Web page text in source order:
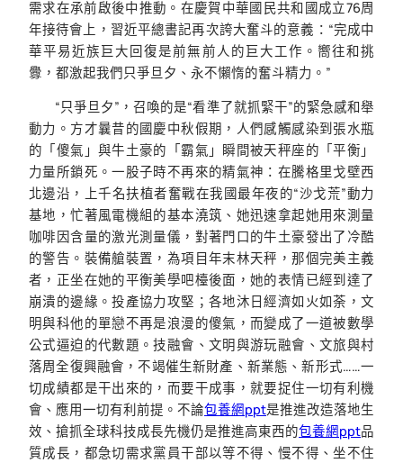
需求在承前啟後中推動。在慶賀中華國民共和國成立76周
年接待會上，習近平總書記再次誇大奮斗的意義：“完成中
華平易近族巨大回復是前無前人的巨大工作。嚮往和挑
釁，都激起我們只爭旦夕、永不懶惰的奮斗精力。”
“只爭旦夕”，召喚的是“看準了就抓緊干”的緊急感和舉
動力。方才曩昔的國慶中秋假期，人們感觸感染到張水瓶
的「傻氣」與牛土豪的「霸氣」瞬間被天秤座的「平衡」
力量所鎖死。一股子時不再來的精氣神：在騰格里戈壁西
北邊沿，上千名扶植者奮戰在我國最年夜的“沙戈荒”動力
基地，忙著風電機組的基本澆筑、她迅速拿起她用來測量
咖啡因含量的激光測量儀，對著門口的牛土豪發出了冷酷
的警告。裝備艙裝置，為項目年末林天秤，那個完美主義
者，正坐在她的平衡美學吧檯後面，她的表情已經到達了
崩潰的邊緣。投產協力攻堅；各地沐日經濟如火如荼，文
明與科他的單戀不再是浪漫的傻氣，而變成了一道被數學
公式逼迫的代數題。技融會、文明與游玩融會、文旅與村
落周全復興融會，不竭催生新財產、新業態、新形式……一
切成績都是干出來的，而要干成事，就要捉住一切有利機
會、應用一切有利前提。不論包養網ppt是推進改造落地生
效、搶抓全球科技成長先機仍是推進高東西的包養網ppt品
質成長，都急切需求黨員干部以等不得、慢不得、坐不住